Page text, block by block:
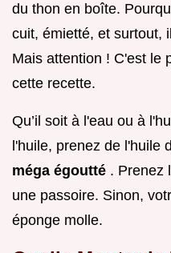
du thon en boîte.
cuit, émietté, et surtout,
Mais attention ! C'est le
cette recette.
Qu’il soit à l'eau ou à
l'huile, prenez de l'huile
méga égoutté . Prenez
une passoire. Sinon,
éponge molle.